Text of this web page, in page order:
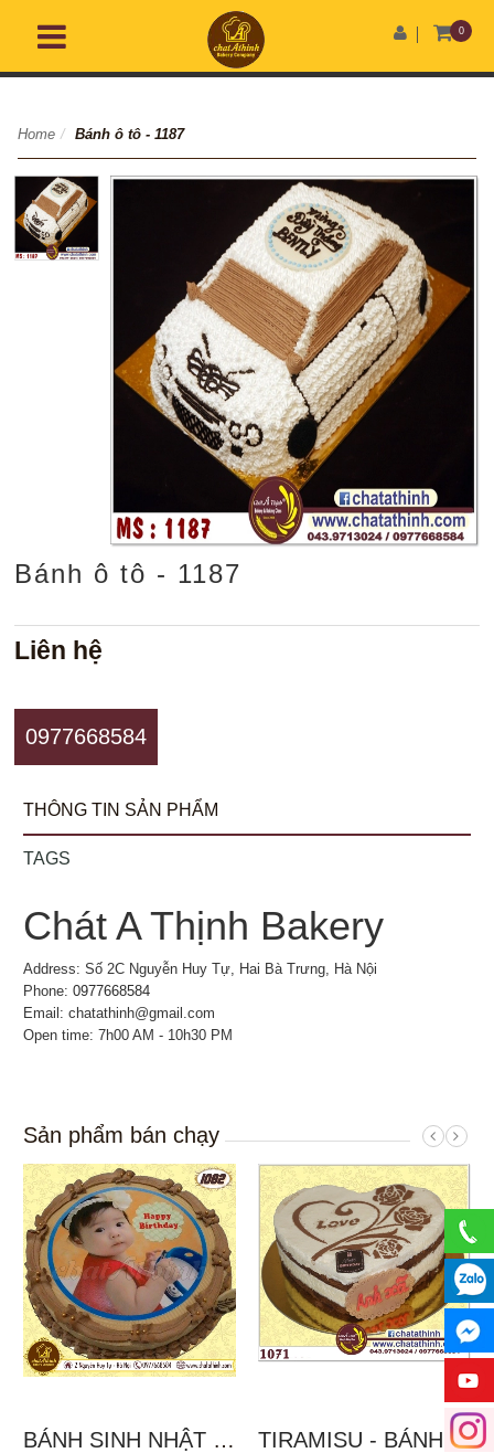
0
Home / Bánh ô tô - 1187
Bánh ô tô - 1187
Liên hệ
0977668584
THÔNG TIN SẢN PHẨM
TAGS
Chát A Thịnh Bakery
Address: Số 2C Nguyễn Huy Tự, Hai Bà Trưng, Hà Nội
Phone:0977668584
Email: chatathinh@gmail.com
Open time: 7h00 AM - 10h30 PM
Sản phẩm bán chạy
BÁNH SINH NHẬT IN... TIRAMISU - BÁNH TẶNG...